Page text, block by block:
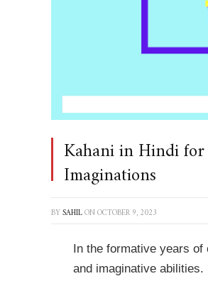
Kahani in Hindi
Imaginations
BYSAHILONOCTOBER 9, 2023
In the formative years of
and imaginative